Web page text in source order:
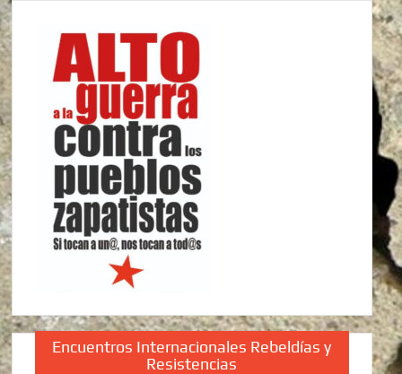
Encuentros Internacionales Rebeldías y
Resistencias